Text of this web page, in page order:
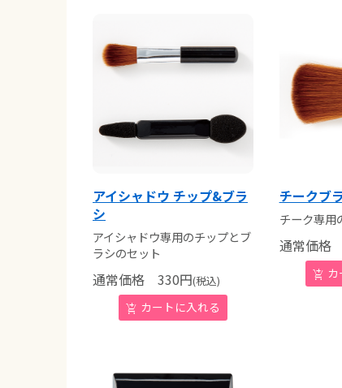
アイシャドウ チップ&ブラ
シ
アイシャドウ専用のチップとブ
ラシのセット
通常価格 330円(税込)
チークブ
チーク専用
通常価格